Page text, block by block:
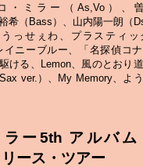
・ミラー（As,Vo）、
希（Bass）、山内陽一朗（Ds
うっせぇわ、プラスティ
イニーブルー、「名探偵コ
ける、Lemon、風のとおり
ver.）、My Memory、よ
ー5th アルバム
ース・ツアー